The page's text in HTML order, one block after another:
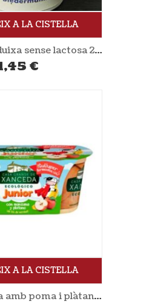
A LA CISTELLA
Iogurt de maduixa sense lactosa 200gr BIEDERMANN
€
A LA CISTELLA
Iogurt de vaca amb poma i plàtan 2x125gr XANCEDA